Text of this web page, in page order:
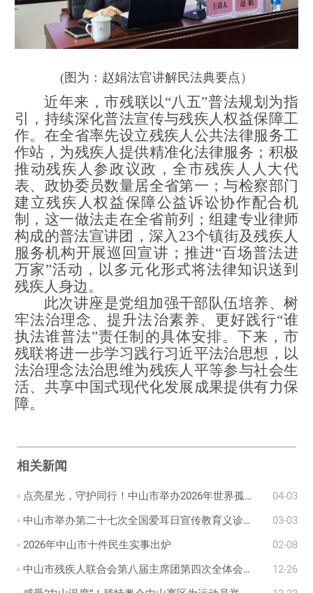
(图为：赵娟法官讲解民法典要点）
近年来，市残联以“八五”普法规划为指
引， 持续深化普法宣传与残疾人权益保障工
作。 在全省率先设立残疾人公共法律服务工
作站 ，为残疾人提供精准化法律服务 ； 积极
推动残疾人参政议政，全市残疾人人大代
表、政协委员数量居全省第一；与检察部门
建立残疾人权益保障公益诉讼协作配合机
制，这一做法走在全省前列； 组建专业律师
构成的普法宣讲团，深入 23个镇街及残疾人
服务机构开展巡回宣讲；推进“百场普法进
万家”活动，以多元化形式将法律知识送到
残疾人身边。
此次讲座是党组加强干部队伍培养、树
牢法治理念、提升法治素养、更好践行“谁
执法谁普法”责任制的具体安排。 下来 ，市
残联将进一步学习践行习近平法治思想 ， 以
法治理念法治思维为残疾人平等参与社会生
活、共享中国式现代化发展成果提供有力保
障。
相关新闻
点亮星光，守护同行！中山市举办2026年世界孤独症日主题公益活动
04-03
中山市举办第二十七次全国爱耳日宣传教育义诊活动
03-03
2026年中山市十件民生实事出炉
02-08
中山市残疾人联合会第八届主席团第四次全体会议顺利召开
12-26